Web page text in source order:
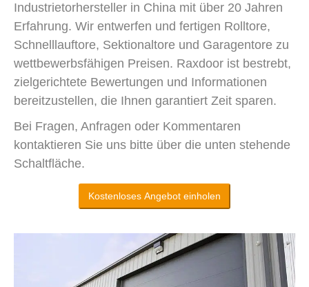
Industrietorhersteller in China mit über 20 Jahren
Erfahrung. Wir entwerfen und fertigen Rolltore,
Schnelllauftore, Sektionaltore und Garagentore zu
wettbewerbsfähigen Preisen. Raxdoor ist bestrebt,
zielgerichtete Bewertungen und Informationen
bereitzustellen, die Ihnen garantiert Zeit sparen.
Bei Fragen, Anfragen oder Kommentaren
kontaktieren Sie uns bitte über die unten stehende
Schaltfläche.
Kostenloses Angebot einholen